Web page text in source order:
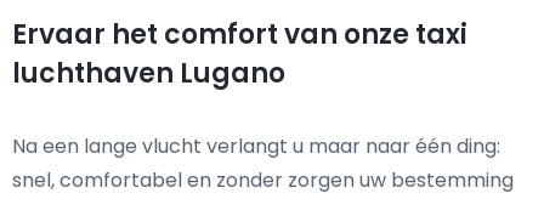
Ervaar het comfort van onze taxi
luchthaven Lugano
Na een lange vlucht verlangt u maar naar één ding:
snel, comfortabel en zonder zorgen uw bestemming